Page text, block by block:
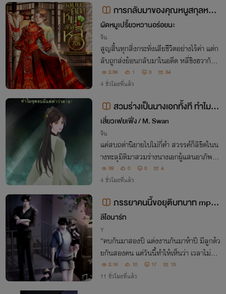
การกลับมาของคุณหนูสกุลหลี่ 7
0s
ผัดหมูเปรี้ยวหวานอร่อยนะ
จีน
สูญสิ้นทุกสิ่งกระทั่งเสียชีวิตอย่างไร้ค่า แต่ก
ลับถูกส่งย้อนกลับมาในอดีต หลี่ชิงฮวากัดฟั
นแน่นแย่งชิงมิติวิเศษคืนมาจากนางเอก รีบช่
วยเหลือแม่ที่ถูกขังเอาไว้ เอาคืนพ่อชั่วและค
นสารเลวที่เคยทำร้ายเธอให้สาสม
2.5K 1 0 34
4 ชั่วโมงที่แล้ว
สวมร่างเป็นนางเอกทั้งที ทำไมจุ
ดจบมีแต่คำว่าตาย!
เสี่ยวเฟยเฟิ่ง / M. Swan
จีน
แค่สบถด่านิยายไปไม่กี่คำ สวรรค์ก็ลิขิตในน
างทะลุมิติมาสวมร่างนางเอกผู้แสนอาภัพที่
มีชะตาต้องตายในตอนจบ! เท่านั้นไม่พอ ระบ
บเฮงซวยนั่นยังคอยบังคับให้นางสังหารพระ
เอกตลอดเวลา! งานนี้มิลินจะเอาตัวรอดอย่า
งไร
39 0 0 4
4 ชั่วโมงที่แล้ว
ภรรยาคนนี้ขอยุติบทบาท mpre
g [อ่านฟรีก่อนติดเหรียญ]
ลีโอนาร์ท
Y
“คบกันมาสองปี แต่งงานกันมาห้าปี มีลูกด้ว
ยกันสองคน แต่วันนี้ทำให้เห็นว่า เวลาไม่สา
มารถพิสูจน์ความรักได้” ชนินทร์พาลูกชายส
องคนเดินออกจากบ้าน จะไม่ปล่อยใครสักค
2.1K 10 17 13
11 ชั่วโมงที่แล้ว